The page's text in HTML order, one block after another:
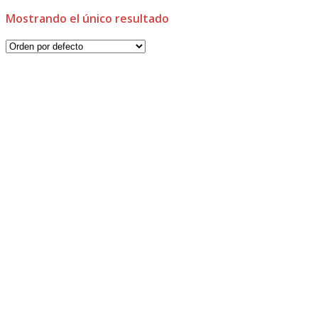
Mostrando el único resultado